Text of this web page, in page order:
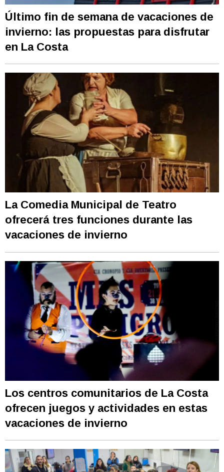
Último fin de semana de vacaciones de
invierno: las propuestas para disfrutar
en La Costa
La Comedia Municipal de Teatro
ofrecerá tres funciones durante las
vacaciones de invierno
Los centros comunitarios de La Costa
ofrecen juegos y actividades en estas
vacaciones de invierno